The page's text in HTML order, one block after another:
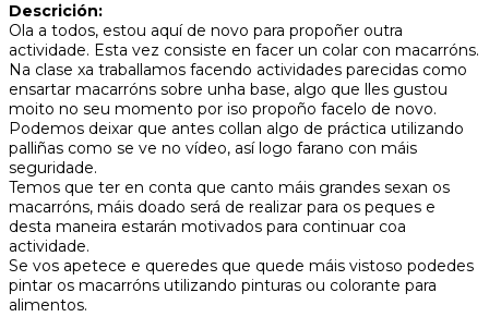
Descrición:
Ola a todos, estou aquí de novo para propoñer outra
actividade. Esta vez consiste en facer un colar con macarróns.
Na clase xa traballamos facendo actividades parecidas como
ensartar macarróns sobre unha base, algo que lles gustou
moito no seu momento por iso propoño facelo de novo.
Podemos deixar que antes collan algo de práctica utilizando
palliñas como se ve no vídeo, así logo farano con máis
seguridade.
Temos que ter en conta que canto máis grandes sexan os
macarróns, máis doado será de realizar para os peques e
desta maneira estarán motivados para continuar coa
actividade.
Se vos apetece e queredes que quede máis vistoso podedes
pintar os macarróns utilizando pinturas ou colorante para
alimentos.